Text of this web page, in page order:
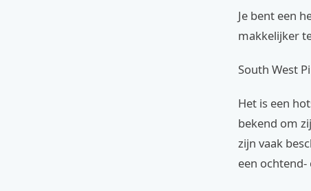
Je bent een
makkelijker
South West
Het is een
bekend om
zijn vaak
een